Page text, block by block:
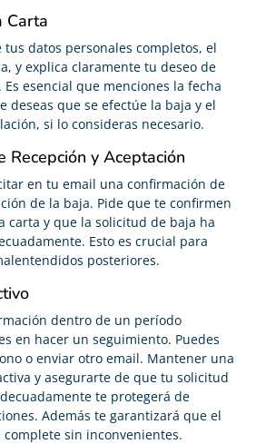
Carta
tus datos personales completos, el
y explica claramente tu deseo de
esencial que menciones la fecha
deseas que se efectúe la baja y el
si lo consideras necesario.
Recepción y Aceptación
en tu email una confirmación de
de la baja. Pide que te confirmen
carta y que la solicitud de baja ha
Esto es crucial para
posteriores.
dentro de un período
en hacer un seguimiento. Puedes
o enviar otro email. Mantener una
y asegurarte de que tu solicitud
te protegerá de
Además te garantizará que el
complete sin inconvenientes.